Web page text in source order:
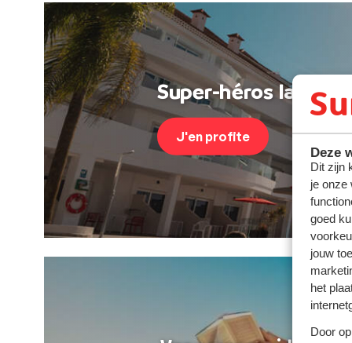
Deze
Dit zijn
je onze
goed
jouw
het
Door
Super-héros last
J'en profite